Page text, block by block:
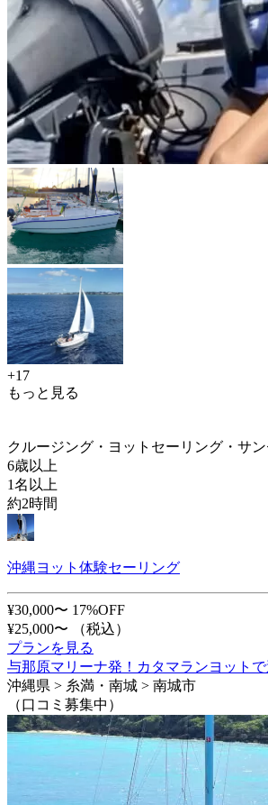
+17
もっと見る
クルージング・ヨットセーリング・サ
6歳以上
1名以上
約2時間
沖縄ヨット体験セーリング
¥30,000〜 17%OFF
¥25,000〜
（税込）
プランを見る
与那原マリーナ発！カタマランヨット
沖縄県 > 糸満・南城 > 南城市
（口コミ募集中）